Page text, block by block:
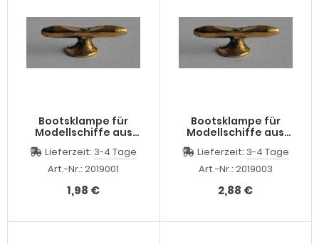
Bootsklampe für
Modellschiffe aus
Bronce Guss, 7mm
lang
Lieferzeit:3-4 Tage
Art.-Nr.: 2019001
1,98 €
Bootsklampe für
Modellschiffe aus
Bronce Guss, 12 mm
Lang
Lieferzeit: 3-4 Tage
Art.-Nr.: 2019003
2,88 €